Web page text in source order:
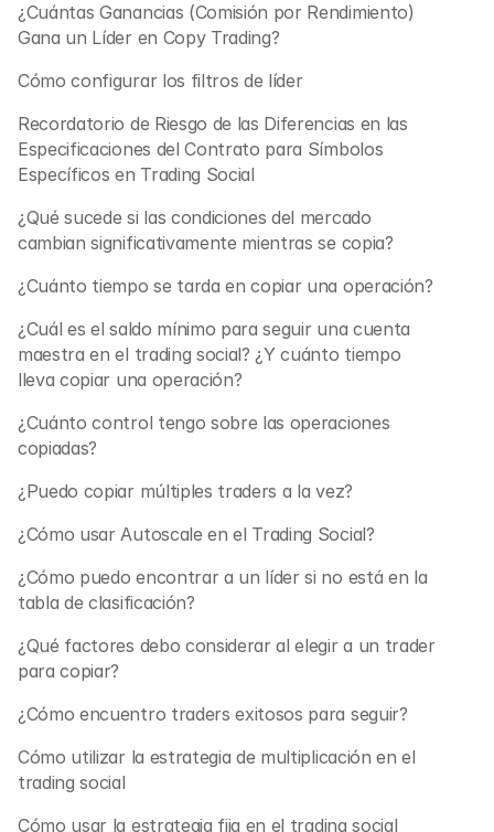
¿Cuántas Ganancias (Comisión por Rendimiento)
Gana un Líder en Copy Trading?
Cómo configurar los filtros de líder
Recordatorio de Riesgo de las Diferencias en las
Especificaciones del Contrato para Símbolos
Específicos en Trading Social
¿Qué sucede si las condiciones del mercado
cambian significativamente mientras se copia?
¿Cuánto tiempo se tarda en copiar una operación?
¿Cuál es el saldo mínimo para seguir una cuenta
maestra en el trading social? ¿Y cuánto tiempo
lleva copiar una operación?
¿Cuánto control tengo sobre las operaciones
copiadas?
¿Puedo copiar múltiples traders a la vez?
¿Cómo usar Autoscale en el Trading Social?
¿Cómo puedo encontrar a un líder si no está en la
tabla de clasificación?
¿Qué factores debo considerar al elegir a un trader
para copiar?
¿Cómo encuentro traders exitosos para seguir?
Cómo utilizar la estrategia de multiplicación en el
trading social
Cómo usar la estrategia fija en el trading social